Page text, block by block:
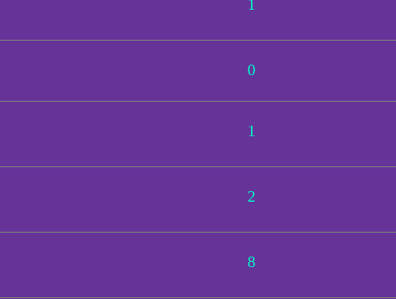
1
0
1
2
8